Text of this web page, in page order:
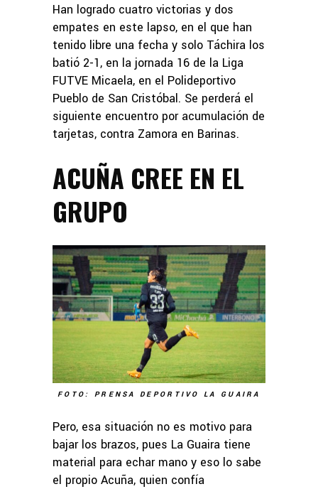
Han logrado cuatro victorias y dos
empates en este lapso, en el que han
tenido libre una fecha y solo Táchira los
batió 2-1, en la jornada 16 de la Liga
FUTVE Micaela, en el Polideportivo
Pueblo de San Cristóbal. Se perderá el
siguiente encuentro por acumulación de
tarjetas, contra Zamora en Barinas.
ACUÑA CREE EN EL
GRUPO
FOTO: PRENSA DEPORTIVO LA GUAIRA
Pero, esa situación no es motivo para
bajar los brazos, pues La Guaira tiene
material para echar mano y eso lo sabe
el propio Acuña, quien confía